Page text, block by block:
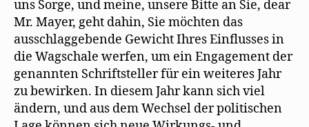
uns Sorge, und meine, unsere Bitte an Sie, dear
Mr. Mayer, geht dahin, Sie möchten das
ausschlaggebende Gewicht Ihres Einflusses in
die Wagschale werfen, um ein Engagement der
genannten Schriftsteller für ein weiteres Jahr
zu bewirken. In diesem Jahr kann sich viel
ändern, und aus dem Wechsel der politischen